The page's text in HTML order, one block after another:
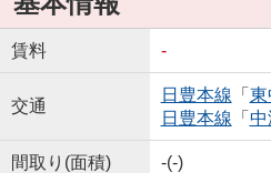
賃料 -
交通
日豊本線 「 東
日豊本線 「 中
間取り(面積) -(-)